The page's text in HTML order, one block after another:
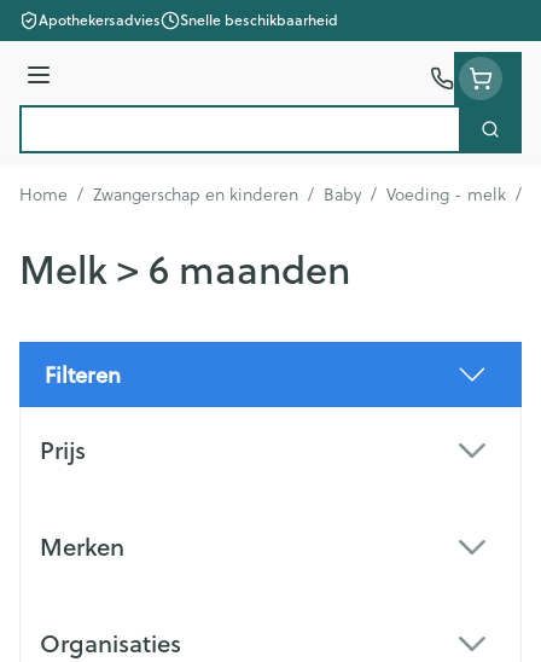
Ga naar de inhoud
Apothekersadvies Snelle beschikbaarheid
Menu
Zoek
Home / Zwangerschap en kinderen / Baby / Voeding - melk /
Melk > 6 maanden
Filteren
Prijs
Merken
Organisaties